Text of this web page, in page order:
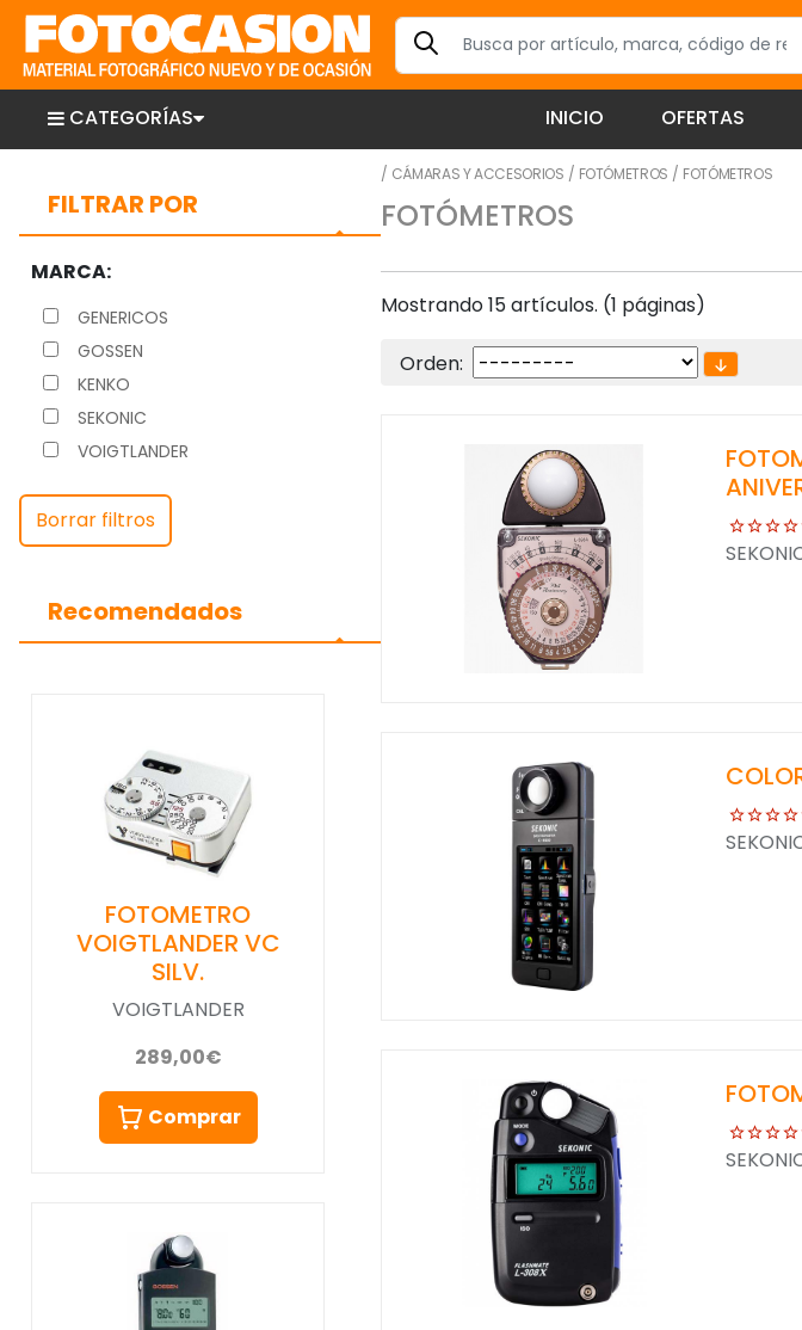
CATEGORÍAS INICIO OFERTAS
FILTRAR POR
MARCA:
GENERICOS
GOSSEN
KENKO
SEKONIC
VOIGTLANDER
Borrar filtros
Recomendados
FOTOMETRO
VOIGTLANDER VC
SILV.
VOIGTLANDER
289,00€
Comprar
/ CÁMARAS Y ACCESORIOS / FOTÓMETROS / FOTÓMETROS
FOTÓMETROS
Mostrando 15 artículos. (1 páginas)
Orden: